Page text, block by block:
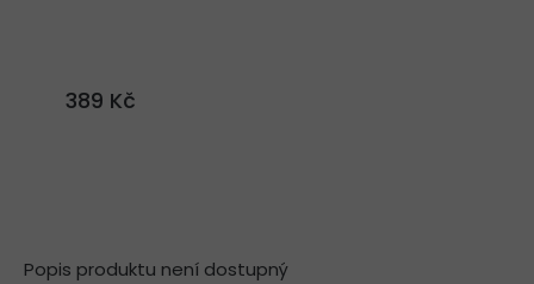
389 Kč
Popis produktu není dostupný